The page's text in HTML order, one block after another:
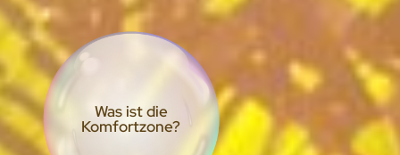
Was ist die
Komfortzone?